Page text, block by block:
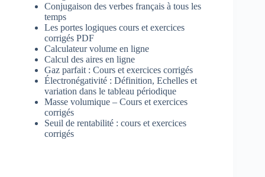
Conjugaison des verbes français à tous les
temps
Les portes logiques cours et exercices
corrigés PDF
Calculateur volume en ligne
Calcul des aires en ligne
Gaz parfait : Cours et exercices corrigés
Électronégativité : Définition, Echelles et
variation dans le tableau périodique
Masse volumique – Cours et exercices
corrigés
Seuil de rentabilité : cours et exercices
corrigés